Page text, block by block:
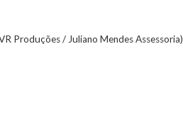
Produções / Juliano Mendes Assessoria)